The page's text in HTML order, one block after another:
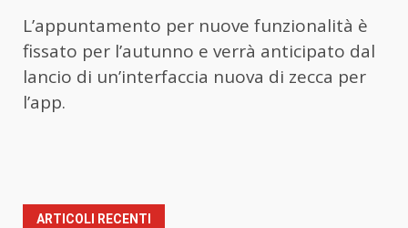
L’appuntamento per nuove funzionalità è
fissato per l’autunno e verrà anticipato dal
lancio di un’interfaccia nuova di zecca per
l’app.
ARTICOLI RECENTI